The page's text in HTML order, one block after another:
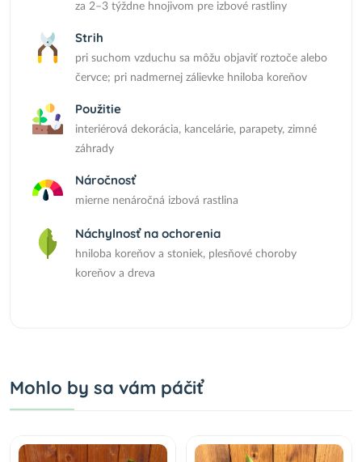
za 2–3 týždne hnojivom pre izbové rastliny
Strih
pri suchom vzduchu sa môžu objaviť roztoče alebo
červce; pri nadmernej zálievke hniloba koreňov
Použitie
interiérová dekorácia, kancelárie, parapety, zimné
záhrady
Náročnosť
mierne nenáročná izbová rastlina
Náchylnosť na ochorenia
hniloba koreňov a stoniek, plesňové choroby
koreňov a dreva
Mohlo by sa vám páčiť